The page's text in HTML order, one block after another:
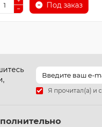
Под заказ
Я прочитал(а) и